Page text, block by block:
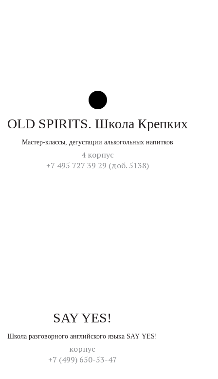
OLD SPIRITS. Школа Крепких
Мастер-классы, дегустации алькогольных напитков
4 корпус
+7 495 727 39 29 (доб. 5138)
SAY YES!
Школа разговорного английского языка SAY YES!
корпус
+7 (499) 650-53-47